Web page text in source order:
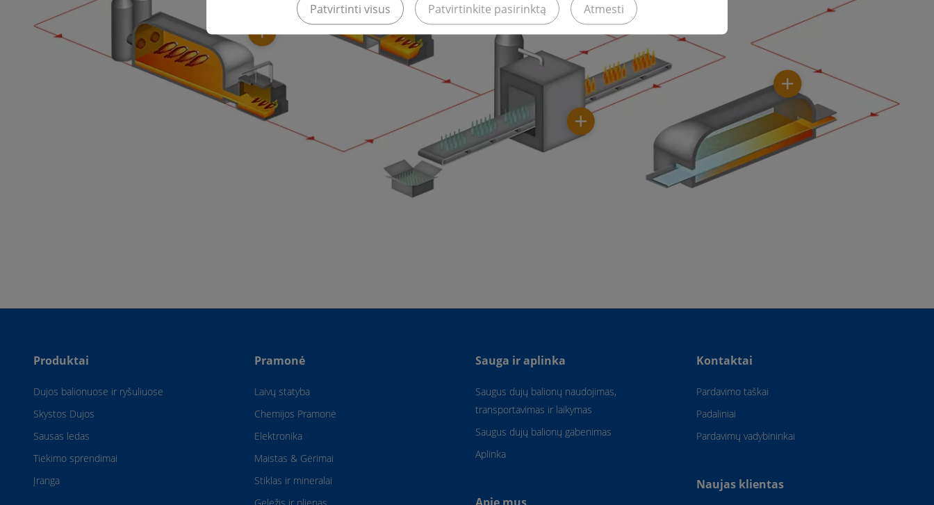
Produktai
Dujos balionuose ir ryšuliuose
Skystos Dujos
Sausas ledas
Tiekimo sprendimai
Įranga
Pramonė
Laivų statyba
Chemijos Pramonė
Elektronika
Maistas & Gėrimai
Stiklas ir mineralai
Sauga ir aplinka
Saugus dujų balionų naudojimas,
transportavimas ir laikymas
Saugus dujų balionų gabenimas
Aplinka
Kontaktai
Pardavimo taškai
Padaliniai
Pardavimų vadybininkai
Naujas klientas
Atmesti
Patvirtinkite pasirinktą
Patvirtinti visus